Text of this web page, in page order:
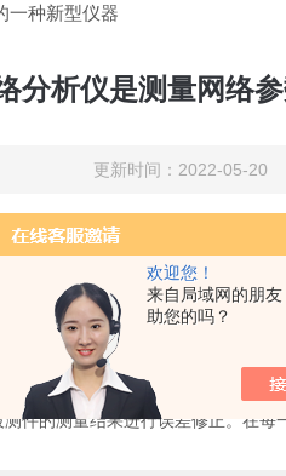
欢迎您！
来自局域网的朋
助您的吗？
一种新型仪器
分析仪是测量网络
更新时间：2022-05-
合性微波测量仪器。全称是微波
数的幅度、相位频率特性。
入射行波an将散射到其余一切端
匹配时，S11和S22就分别是端
个开路和一个匹配负载）供仪
件的测量结果进行误差修正。在